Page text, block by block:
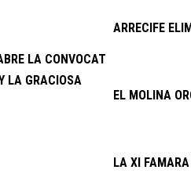
LA CONVOCATORIA DE
LA GRACIOSA
ARRECIFE
EL MOLINA
LA XI